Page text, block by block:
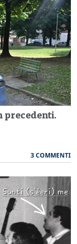
precedenti.
3 COMMENTI